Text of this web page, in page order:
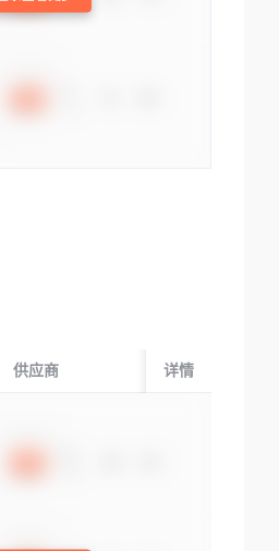
供应商 起运国/地区
详情